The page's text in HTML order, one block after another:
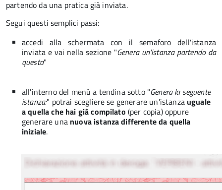
partendo da una pratica già inviata.
Segui questi semplici passi:
accedi alla schermata con il semaforo dell'istanza
inviata e vai nella sezione "Genera un'istanza partendo da
questa"
all'interno del menù a tendina sotto "Genera la seguente
istanza:" potrai scegliere se generare un'istanza uguale
a quella che hai già compilato (per copia) oppure
generare una nuova istanza differente da quella
iniziale.